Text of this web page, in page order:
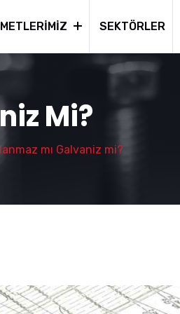
SEKTÖRLER
Mi?
mı Galvaniz mi?